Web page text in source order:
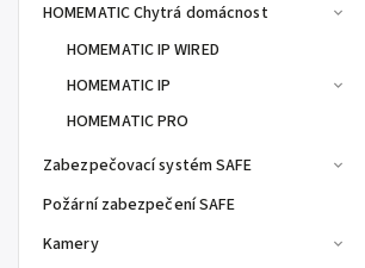
HOMEMATIC Chytrá domácnost
HOMEMATIC IP WIRED
HOMEMATIC IP
HOMEMATIC PRO
Zabezpečovací systém SAFE
Požární zabezpečení SAFE
Kamery